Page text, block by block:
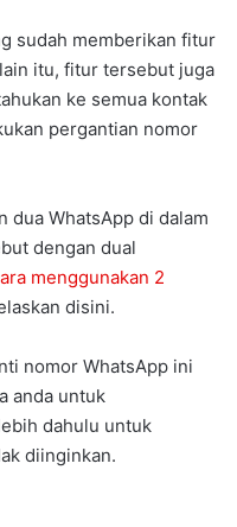
sudah memberikan fitur
itu, fitur tersebut juga
ke semua kontak
pergantian nomor
dua WhatsApp di dalam
dengan dual
menggunakan 2
disini.
nomor WhatsApp ini
anda untuk
dahulu untuk
diinginkan.